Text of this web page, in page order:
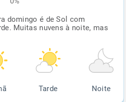
domingo é de Sol com
Muitas nuvens à noite, mas
Tarde Noite